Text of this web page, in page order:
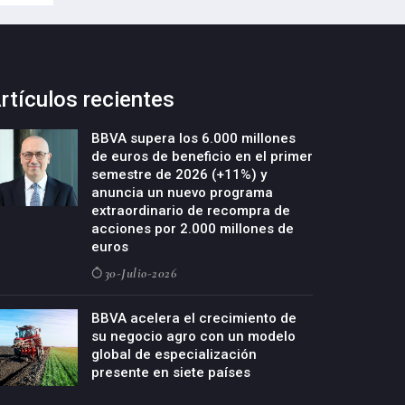
recientes
BBVA supera los 6.000 millones
de euros de beneficio en el primer
semestre de 2026 (+11%) y
anuncia un nuevo programa
extraordinario de recompra de
acciones por 2.000 millones de
euros
30-Julio-2026
BBVA acelera el crecimiento de
su negocio agro con un modelo
global de especialización
presente en siete países